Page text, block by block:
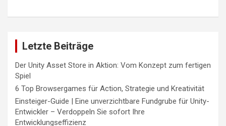
Letzte Beiträge
Der Unity Asset Store in Aktion: Vom Konzept zum fertigen
Spiel
6 Top Browsergames für Action, Strategie und Kreativität
Einsteiger-Guide | Eine unverzichtbare Fundgrube für Unity-
Entwickler – Verdoppeln Sie sofort Ihre
Entwicklungseffizienz